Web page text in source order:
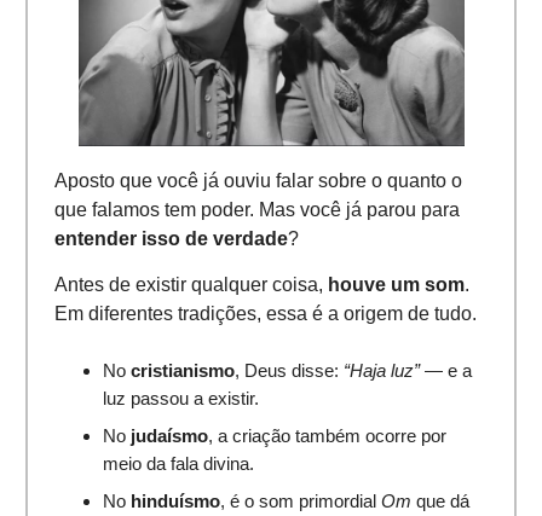
Aposto que você já ouviu falar sobre o quanto o
que falamos tem poder. Mas você já parou para
entender isso de verdade?
Antes de existir qualquer coisa, houve um som.
Em diferentes tradições, essa é a origem de tudo.
No cristianismo, Deus disse: “Haja luz”— e a
luz passou a existir.
No judaísmo, a criação também ocorre por
meio da fala divina.
No hinduísmo, é o som primordial Om que dá